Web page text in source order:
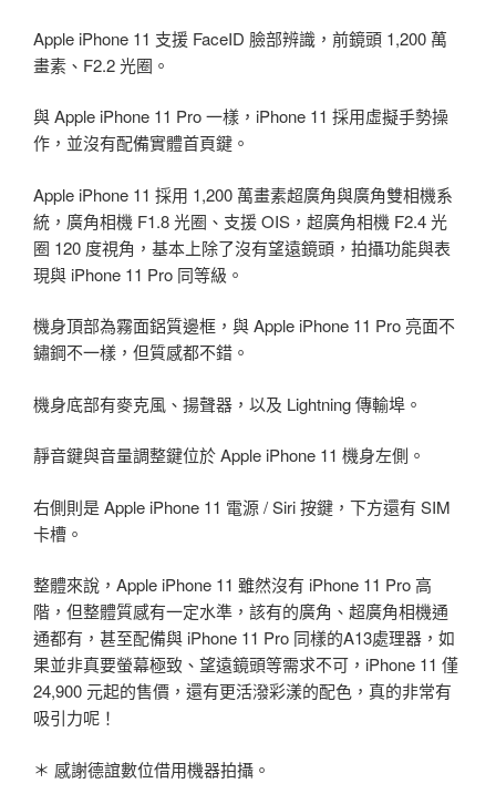
Apple iPhone 11 支援 FaceID 臉部辨識，前鏡頭 1,200 萬
畫素、F2.2 光圈。
與 Apple iPhone 11 Pro 一樣，iPhone 11 採用虛擬手勢操
作，並沒有配備實體首頁鍵。
Apple iPhone 11 採用 1,200 萬畫素超廣角與廣角雙相機系
統，廣角相機 F1.8 光圈、支援 OIS，超廣角相機 F2.4 光
圈 120 度視角，基本上除了沒有望遠鏡頭，拍攝功能與表
現與 iPhone 11 Pro 同等級。
機身頂部為霧面鋁質邊框，與 Apple iPhone 11 Pro 亮面不
鏽鋼不一樣，但質感都不錯。
機身底部有麥克風、揚聲器，以及 Lightning 傳輸埠。
靜音鍵與音量調整鍵位於 Apple iPhone 11 機身左側。
右側則是 Apple iPhone 11 電源 / Siri 按鍵，下方還有 SIM
卡槽。
整體來說，Apple iPhone 11 雖然沒有 iPhone 11 Pro 高
階，但整體質感有一定水準，該有的廣角、超廣角相機通
通都有，甚至配備與 iPhone 11 Pro 同樣的A13處理器，如
果並非真要螢幕極致、望遠鏡頭等需求不可，iPhone 11 僅
24,900 元起的售價，還有更活潑彩漾的配色，真的非常有
吸引力呢！
＊ 感謝德誼數位借用機器拍攝。